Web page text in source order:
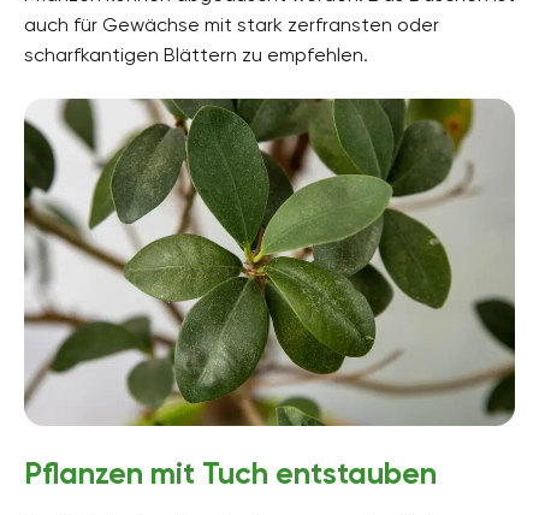
auch für Gewächse mit stark zerfransten oder
scharfkantigen Blättern zu empfehlen.
Pflanzen mit Tuch entstauben